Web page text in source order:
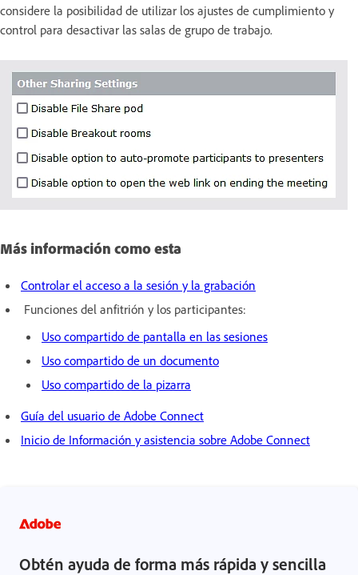
considere la posibilidad de utilizar los ajustes de cumplimiento y
control para desactivar las salas de grupo de trabajo.
Más información como esta
Controlar el acceso a la sesión y la grabación
Funciones del anfitrión y los participantes:
Uso compartido de pantalla en las sesiones
Uso compartido de un documento
Uso compartido de la pizarra
Guía del usuario de Adobe Connect
Inicio de Información y asistencia sobre Adobe Connect
Obtén ayuda de forma más rápida y sencilla